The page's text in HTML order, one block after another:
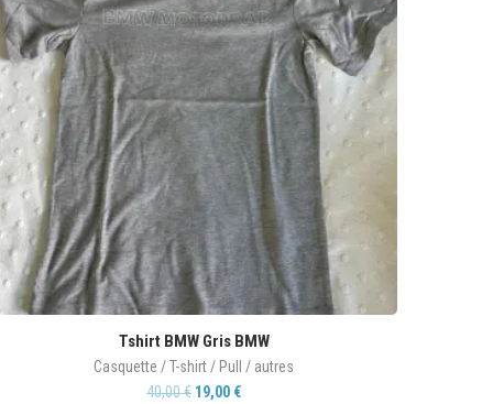
Tshirt BMW Gris BMW
Casquette / T-shirt / Pull / autres
40,00€ 19,00 €